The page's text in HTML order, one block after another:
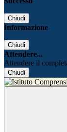
Chiudi
Informazione
Chiudi
Attendere...
Attendere il
Chiudi